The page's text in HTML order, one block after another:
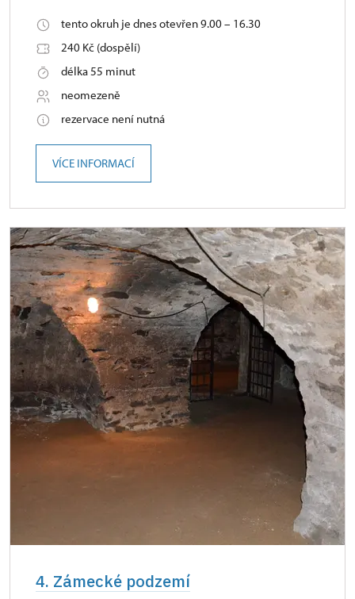
tento okruh je dnes otevřen 9.00 – 16.30
240 Kč (dospělí)
délka 55 minut
neomezeně
rezervace není nutná
VÍCE INFORMACÍ
4. Zámecké podzemí